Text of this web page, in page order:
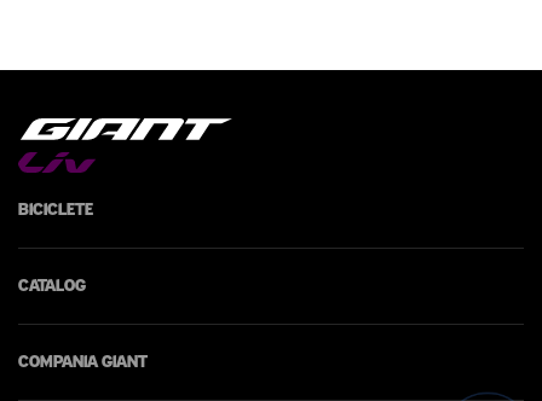
Biciclete
Catalog
Compania Giant